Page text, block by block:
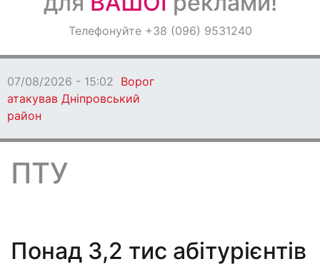
ОголошенняТелефонуйте +38 (096) 9531240
07/08/2026 - 15:02
Ворог
атакував Дніпровський
район
ПТУ
Понад 3,2 тис абітурієнтів